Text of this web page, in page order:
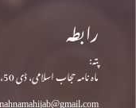
رابطہ
پتہ:
ماہ نامہ حجاب اسلامی، ڈی 50، ابوالفضل انکلیو، جامعہ نگر، نئی دہلی-25